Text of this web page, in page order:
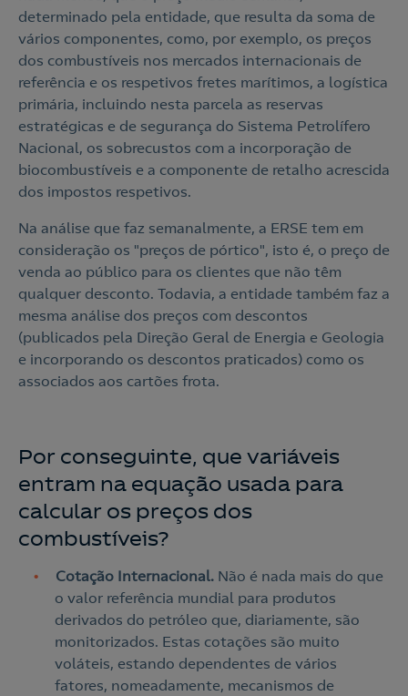
determinado pela entidade, que resulta da soma de
vários componentes, como, por exemplo, os preços
dos combustíveis nos mercados internacionais de
referência e os respetivos fretes marítimos, a logística
primária, incluindo nesta parcela as reservas
estratégicas e de segurança do Sistema Petrolífero
Nacional, os sobrecustos com a incorporação de
biocombustíveis e a componente de retalho acrescida
dos impostos respetivos.
Na análise que faz semanalmente, a ERSE tem em
consideração os "preços de pórtico", isto é, o preço de
venda ao público para os clientes que não têm
qualquer desconto. Todavia, a entidade também faz a
mesma análise dos preços com descontos
(publicados pela Direção Geral de Energia e Geologia
e incorporando os descontos praticados) como os
associados aos cartões frota.
Por conseguinte, que variáveis
entram na equação usada para
calcular os preços dos
combustíveis?
Cotação Internacional. Não é nada mais do que
o valor referência mundial para produtos
derivados do petróleo que, diariamente, são
monitorizados. Estas cotações são muito
voláteis, estando dependentes de vários
fatores, nomeadamente, mecanismos de